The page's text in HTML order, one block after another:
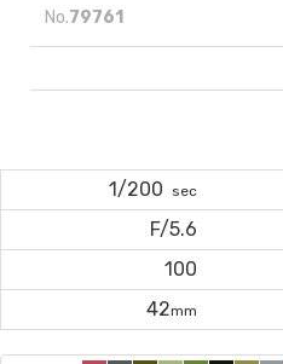
No.79761
sec
1/200
F/5.6
100
42mm